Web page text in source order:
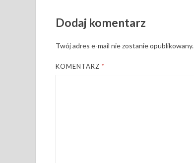
Dodaj komentarz
Twój adres e-mail nie zostanie opublikowany.
KOMENTARZ*